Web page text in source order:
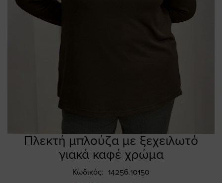
Πλεκτή μπλούζα με ξεχειλωτό
γιακά καφέ χρώμα
Κωδικός 14256.10150